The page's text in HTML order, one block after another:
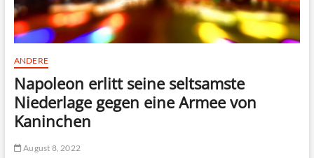
e
s
t
e
e
e
c
e
ANDERE
Napoleon erlitt seine seltsamste
Niederlage gegen eine Armee von
Kaninchen
August 8, 2022